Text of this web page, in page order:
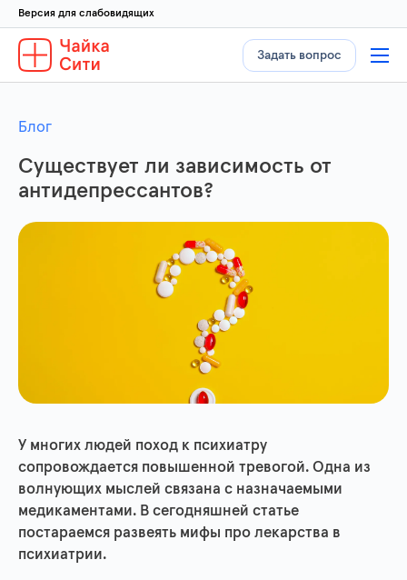
Версия для слабовидящих
Задать вопрос
Блог
Существует ли зависимость от
антидепрессантов?
У многих людей поход к психиатру
сопровождается повышенной тревогой. Одна из
волнующих мыслей связана с назначаемыми
медикаментами. В сегодняшней статье
постараемся развеять мифы про лекарства в
психиатрии.